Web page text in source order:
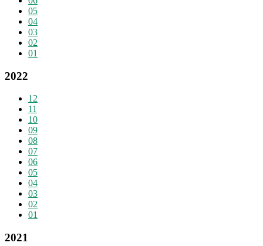
05
04
03
02
01
2022
12
11
10
09
08
07
06
05
04
03
02
01
2021